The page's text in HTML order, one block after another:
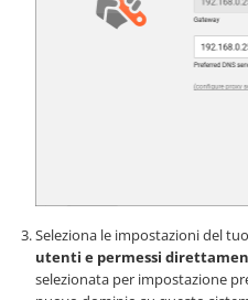
Seleziona le impostazioni del
utenti e permessi
selezionata per impostazione